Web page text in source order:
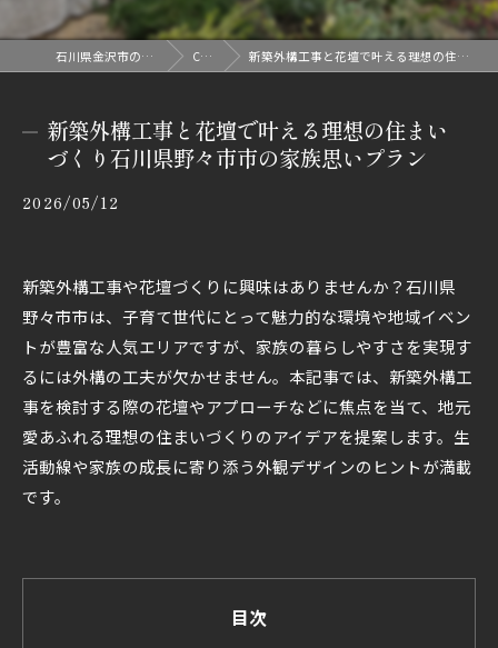
石川県金沢市の外構なら株式会社E.S.I Column 新築外構工事と花壇で叶える理想の住まいづくり石川県野々市市の家族思いプラン
新築外構工事と花壇で叶える理想の住まい
づくり石川県野々市市の家族思いプラン
2026/05/12
新築外構工事や花壇づくりに興味はありませんか？石川県
野々市市は、子育て世代にとって魅力的な環境や地域イベン
トが豊富な人気エリアですが、家族の暮らしやすさを実現す
るには外構の工夫が欠かせません。本記事では、新築外構工
事を検討する際の花壇やアプローチなどに焦点を当て、地元
愛あふれる理想の住まいづくりのアイデアを提案します。生
活動線や家族の成長に寄り添う外観デザインのヒントが満載
です。
目次